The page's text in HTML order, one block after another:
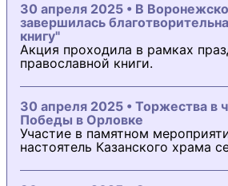
30 апреля 2025 • В
завершилась
книгу"
Акция проходила в рамках
православной книги.
30 апреля 2025 • Торжества в
Победы в Орловке
Участие в памятном
настоятель Казанского храма